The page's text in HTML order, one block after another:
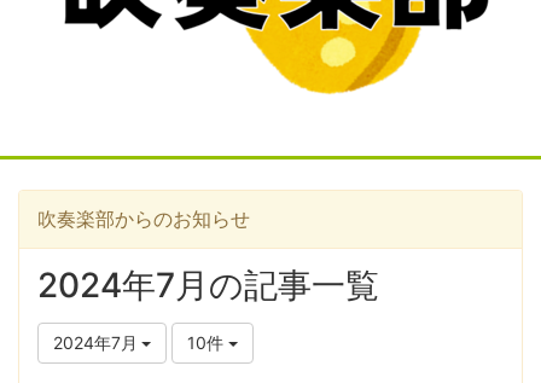
吹奏楽部からのお知らせ
2024年7月の記事一覧
2024年7月 10件